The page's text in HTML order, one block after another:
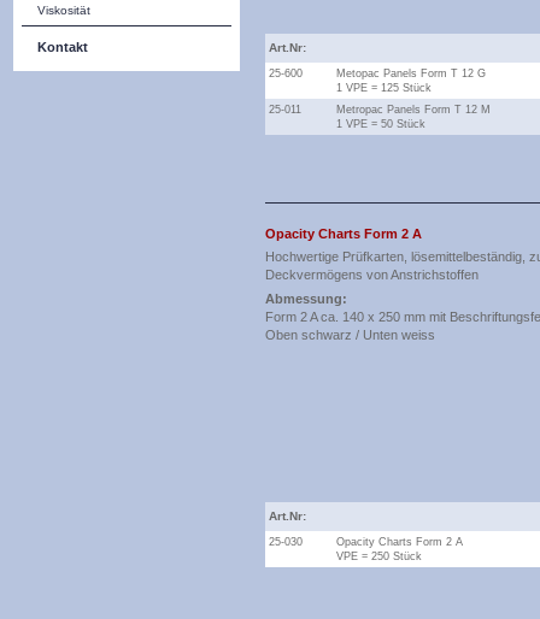
Viskosität
Kontakt Art.Nr:
25-600
Metopac Panels Form T 12 G
1 VPE = 125 Stück
25-011
Metropac Panels Form T 12 M
1 VPE = 50 Stück
Opacity Charts Form 2 A
Hochwertige Prüfkarten, lösemittelbeständig,
Deckvermögens von Anstrichstoffen
Abmessung:
Form 2 A ca. 140 x 250 mm mit
Oben schwarz / Unten weiss
Art.Nr:
25-030
Opacity Charts Form 2 A
VPE = 250 Stück